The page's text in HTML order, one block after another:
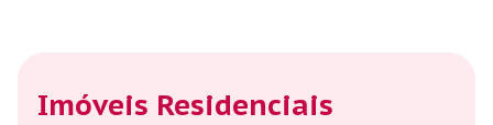
Imóveis Residenciais